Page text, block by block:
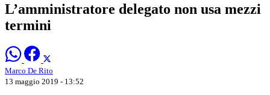
L’amministratore delegato non usa mezzi
termini
Marco De Rito
13 maggio 2019 - 13:52